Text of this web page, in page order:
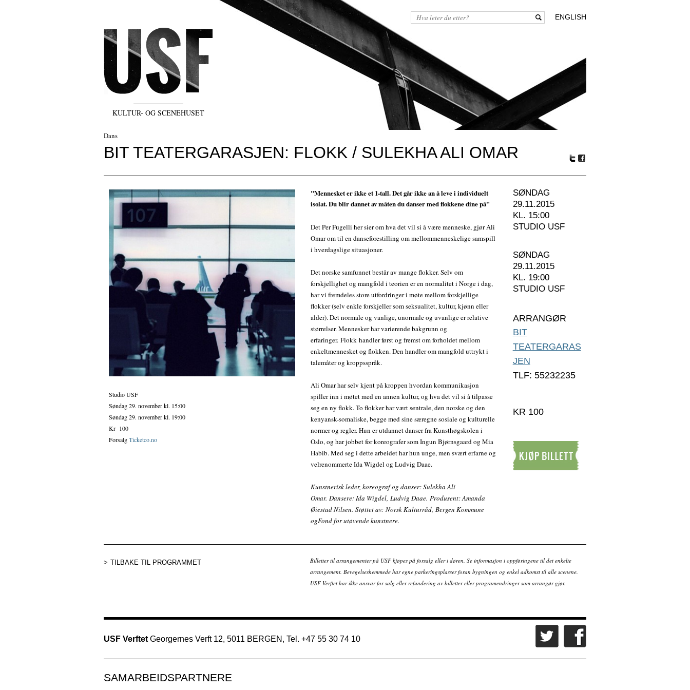
KULTUR- OG SCENEHUSET
ENGLISH
Dans
BIT TEATERGARASJEN: FLOKK / SULEKHA ALI OMAR
Studio USF
Søndag 29. novemberkl. 15:00
Søndag 29. novemberkl. 19:00
Kr 100
ForsalgTicketco.no
"Mennesket er ikke et 1-tall. Det går ikke an å leve i individuelt
isolat. Du blir dannet av måten du danser med flokkene dine på"
Det Per Fugelli her sier om hva det vil si å være menneske, gjør Ali
Omar om til en danseforestilling om mellommenneskelige samspill
i hverdagslige situasjoner.
Det norske samfunnet består av mange flokker. Selv om
forskjellighet og mangfold i teorien er en normalitet i Norge i dag,
har vi fremdeles store utfordringer i møte mellom forskjellige
flokker (selv enkle forskjeller som seksualitet, kultur, kjønn eller
alder). Det normale og vanlige, unormale og uvanlige er relative
størrelser. Mennesker har varierende bakgrunn og
erfaringer. Flokk handler først og fremst om forholdet mellom
enkeltmennesket og flokken. Den handler om mangfold uttrykt i
talemåter og kroppsspråk.
Ali Omar har selv kjent på kroppen hvordan kommunikasjon
spiller inn i møtet med en annen kultur, og hva det vil si å tilpasse
seg en ny flokk. To flokker har vært sentrale, den norske og den
kenyansk-somaliske, begge med sine særegne sosiale og kulturelle
normer og regler. Hun er utdannet danser fra Kunsthøgskolen i
Oslo, og har jobbet for koreografer som Ingun Bjørnsgaard og Mia
Habib. Med seg i dette arbeidet har hun unge, men svært erfarne og
velrenommerte Ida Wigdel og Ludvig Daae.
Kunstnerisk leder, koreograf og danser: Sulekha Ali
Omar. Dansere: Ida Wigdel, Ludvig Daae. Produsent: Amanda
Øiestad Nilsen. Støttet av: Norsk Kulturråd, Bergen Kommune
ogFond for utøvende kunstnere.
SØNDAG
29.11.2015
KL. 15:00
STUDIO USF
SØNDAG
29.11.2015
KL. 19:00
STUDIO USF
ARRANGØR
BIT
TEATERGARAS
JEN
TLF: 55232235
KR 100
TILBAKE TIL PROGRAMMET
Billetter til arrangementer på USF kjøpes på forsalg eller i døren. Se informasjon i oppføringene til det enkelte
arrangement. Bevegelseshemmede har egne parkeringsplasser foran bygningen og enkel adkomst til alle scenene.
USF Verftet har ikke ansvar for salg eller refundering av billetter eller programendringer som arrangør gjør.
USF Verftet Georgernes Verft 12, 5011 BERGEN, Tel. +47 55 30 74 10
SAMARBEIDSPARTNERE